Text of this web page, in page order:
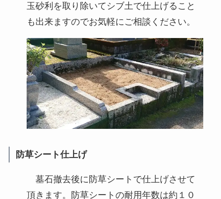
玉砂利を取り除いてシブ土で仕上げること
も出来ますのでお気軽にご相談ください。
防草シート仕上げ
墓石撤去後に防草シートで仕上げさせて
頂きます。防草シートの耐用年数は約１０